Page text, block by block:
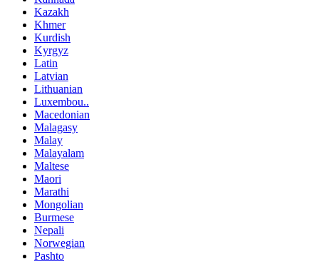
Kazakh
Khmer
Kurdish
Kyrgyz
Latin
Latvian
Lithuanian
Luxembou..
Macedonian
Malagasy
Malay
Malayalam
Maltese
Maori
Marathi
Mongolian
Burmese
Nepali
Norwegian
Pashto